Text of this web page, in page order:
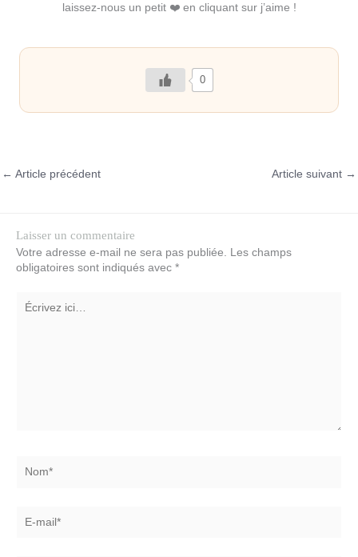
laissez-nous un petit ❤️ en cliquant sur j’aime !
0
← Article précédent Article suivant →
Laisser un commentaire
Votre adresse e-mail ne sera pas publiée.
Les champs
obligatoires sont indiqués avec *
Écrivez
ici…
mail*